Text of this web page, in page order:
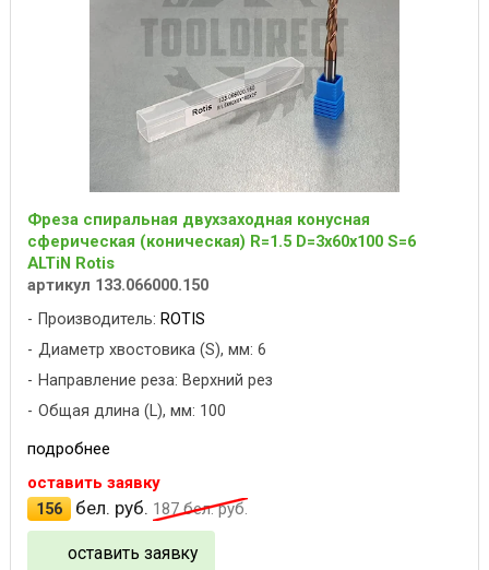
Фреза спиральная двухзаходная конусная
сферическая (коническая) R=1.5 D=3x60x100 S=6
ALTiN Rotis
артикул 133.066000.150
Производитель: ROTIS
Диаметр хвостовика (S), мм: 6
Направление реза: Верхний рез
Общая длина (L), мм: 100
подробнее
оставить заявку
156
бел. руб. 187бел. руб.
оставить заявку